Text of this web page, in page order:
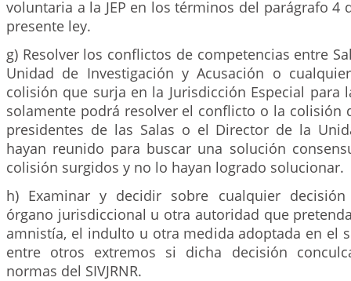
voluntaria a la JEP en los términos del parágrafo
presente ley.
g) Resolver los conflictos de competencias entre
Unidad de Investigación y Acusación o
colisión que surja en la Jurisdicción Especial para
solamente podrá resolver el conflicto o la colisión
presidentes de las Salas o el Director de la
hayan reunido para buscar una solución
colisión surgidos y no lo hayan logrado solucionar.
h) Examinar y decidir sobre cualquier
órgano jurisdiccional u otra autoridad que
amnistía, el indulto u otra medida adoptada en el
entre otros extremos si dicha decisión
normas del SIVJRNR.